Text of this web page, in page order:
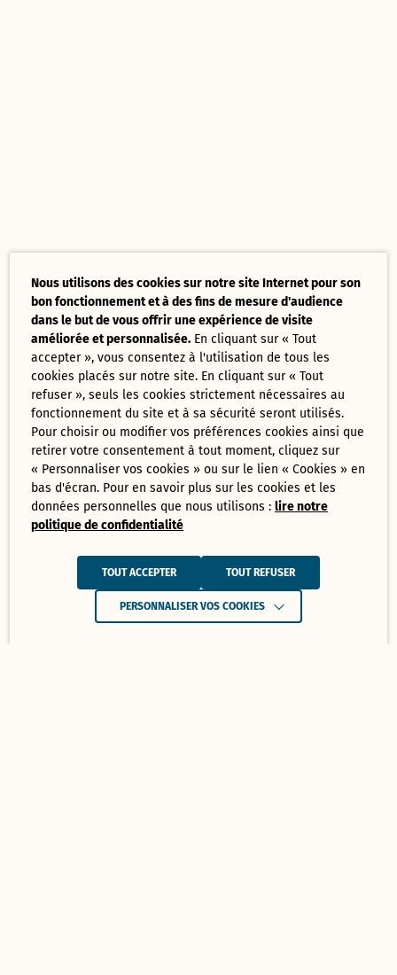
Nous utilisons des cookies sur notre site Internet pour son
bon fonctionnement et à des fins de mesure d'audience
dans le but de vous offrir une expérience de visite
améliorée et personnalisée. En cliquant sur « Tout
accepter », vous consentez à l'utilisation de tous les
cookies placés sur notre site. En cliquant sur « Tout
refuser », seuls les cookies strictement nécessaires au
fonctionnement du site et à sa sécurité seront utilisés.
Pour choisir ou modifier vos préférences cookies ainsi que
retirer votre consentement à tout moment, cliquez sur
« Personnaliser vos cookies » ou sur le lien « Cookies » en
bas d'écran. Pour en savoir plus sur les cookies et les
données personnelles que nous utilisons :lire notre
politique de confidentialité
TOUT ACCEPTER TOUT REFUSER
PERSONNALISER VOS COOKIES